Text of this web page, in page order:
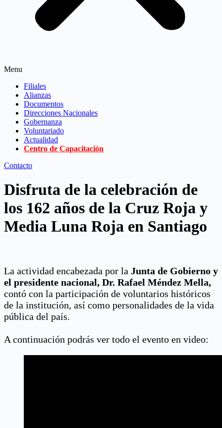
Menu
Filiales
Alianzas
Documentos
Direcciones Nacionales
Gobernanza
Voluntariado
Actualidad
Centro de Capacitación
Contacto
Disfruta de la celebración de
los 162 años de la Cruz Roja y
Media Luna Roja en Santiago
La actividad encabezada por la Junta de Gobierno y
el presidente nacional, Dr. Rafael Méndez Mella,
contó con la participación de voluntarios históricos
de la institución, así como personalidades de la vida
pública del país.
A continuación podrás ver todo el evento en video: